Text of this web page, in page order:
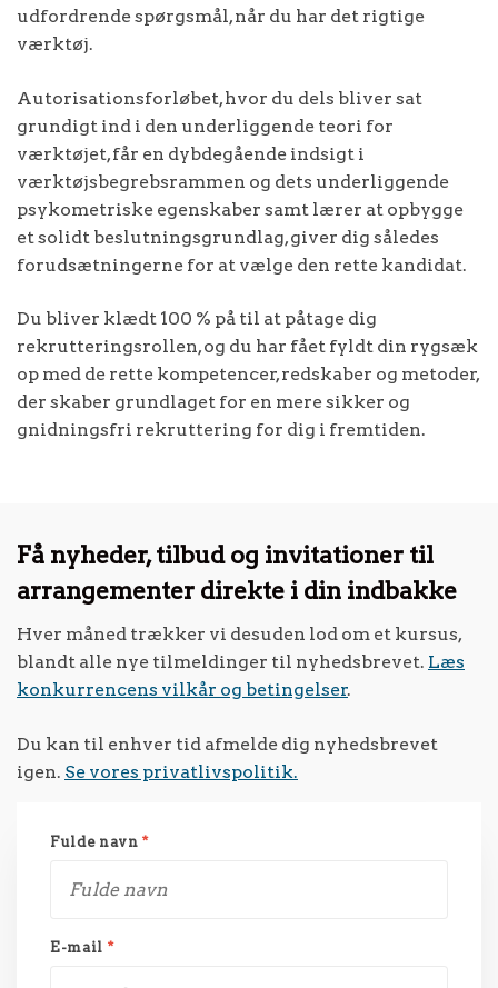
udfordrende spørgsmål, når du har det rigtige
værktøj.
Autorisationsforløbet, hvor du dels bliver sat
grundigt ind i den underliggende teori for
værktøjet, får en dybdegående indsigt i
værktøjsbegrebsrammen og dets underliggende
psykometriske egenskaber samt lærer at opbygge
et solidt beslutningsgrundlag, giver dig således
forudsætningerne for at vælge den rette kandidat.
Du bliver klædt 100 % på til at påtage dig
rekrutteringsrollen, og du har fået fyldt din rygsæk
op med de rette kompetencer, redskaber og metoder,
der skaber grundlaget for en mere sikker og
gnidningsfri rekruttering for dig i fremtiden.
Få nyheder, tilbud og invitationer til
arrangementer direkte i din indbakke
Hver måned trækker vi desuden lod om et kursus,
blandt alle nye tilmeldinger til nyhedsbrevet. Læs
konkurrencens vilkår og betingelser.
Du kan til enhver tid afmelde dig nyhedsbrevet
igen. Se vores privatlivspolitik.
Fulde navn*
E-mail *